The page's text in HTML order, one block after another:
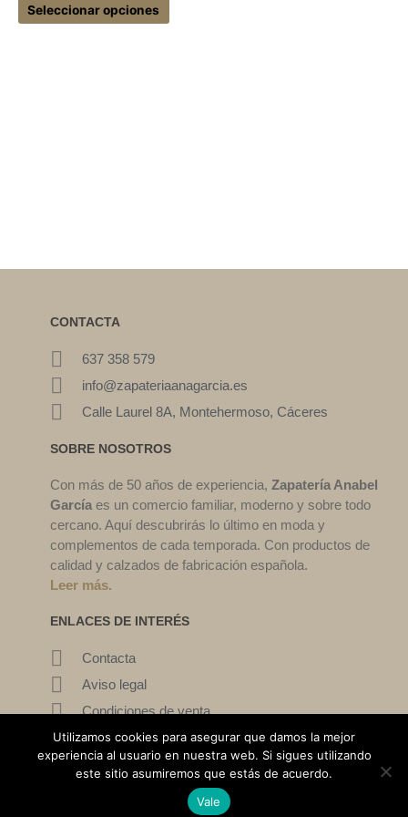
Seleccionar opciones
CONTACTA
637 358 579
info@zapateriaanagarcia.es
Calle Laurel 8A, Montehermoso, Cáceres
SOBRE NOSOTROS
Con más de 50 años de experiencia, Zapatería Anabel
García es un comercio familiar, moderno y sobre todo
cercano. Aquí descubrirás lo último en moda y
complementos de cada temporada. Con productos de
calidad y calzados de fabricación española.
Leer más.
ENLACES DE INTERÉS
Contacta
Aviso legal
Condiciones de venta
Mi cuenta
©2022. Zapatería Ana García. Todos los derechos reservados.
Utilizamos cookies para asegurar que damos la mejor
experiencia al usuario en nuestra web. Si sigues utilizando
este sitio asumiremos que estás de acuerdo.
Vale